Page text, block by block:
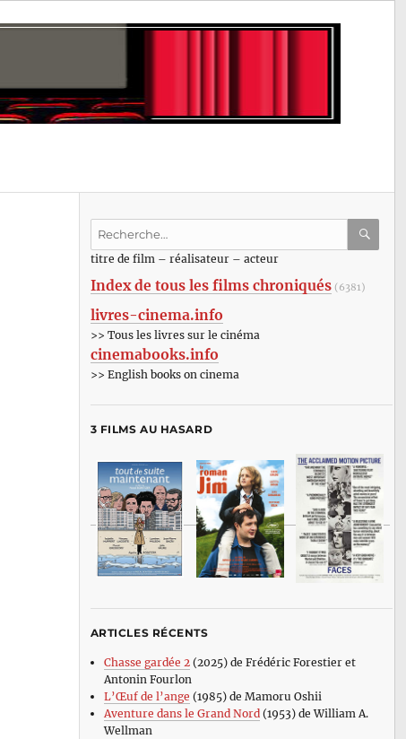
Recherche
:titre de film – réalisateur – acteur
Index de tous les films chroniqués (6381)
livres-cinema.info
>> Tous les livres sur le cinéma
cinemabooks.info
>> English books on cinema
3 FILMS AU HASARD
ARTICLES RÉCENTS
Chasse gardée 2(2025) de Frédéric Forestier et
Antonin Fourlon
L’Œuf de l’ange (1985) de Mamoru Oshii
Aventure dans le Grand Nord(1953) de William A.
Wellman